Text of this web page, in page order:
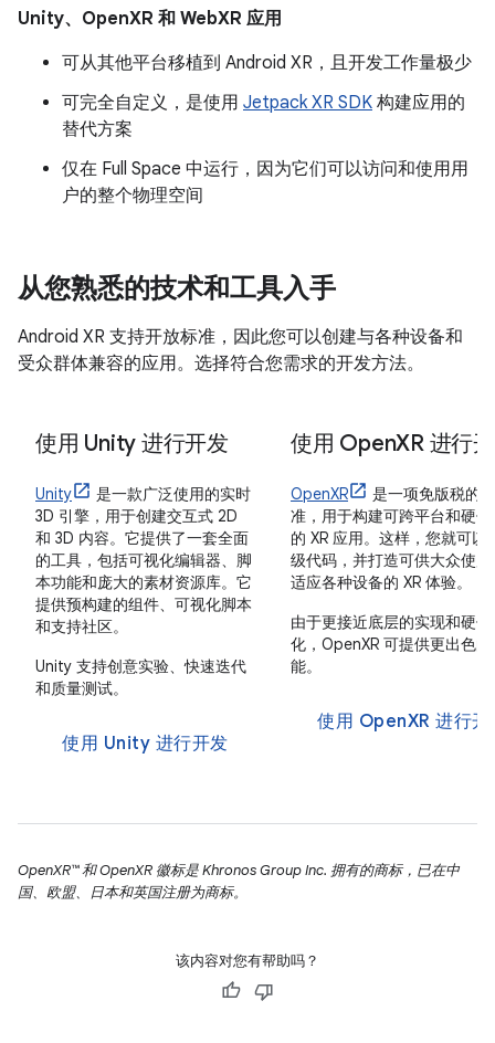
Unity、OpenXR 和 WebXR 应用
可从其他平台移植到 Android XR，且开发工作量极少
可完全自定义，是使用 Jetpack XR SDK 构建应用的
替代方案
仅在 Full Space 中运行，因为它们可以访问和使用用
户的整个物理空间
从您熟悉的技术和工具入手
Android XR 支持开放标准，因此您可以创建与各种设备和
受众群体兼容的应用。选择符合您需求的开发方法。
使用 Unity 进行开发
Unity
是一款广泛使用的实时
3D 引擎，用于创建交互式 2D
和 3D 内容。它提供了一套全面
的工具，包括可视化编辑器、脚
本功能和庞大的素材资源库。它
提供预构建的组件、可视化脚本
和支持社区。
Unity 支持创意实验、快速迭代
和质量测试。
使用 Unity 进行开发
使用 OpenXR 进行
OpenXR
是一项免版税的
准，用于构建可跨平台和硬
的 XR 应用。这样，您就可以
级代码，并打造可供大众使
适应各种设备的 XR 体验。
由于更接近底层的实现和硬
化，OpenXR 可提供更出色
能。
使用 OpenXR 进行开
OpenXR™ 和 OpenXR 徽标是 Khronos Group Inc. 拥有的商标，已在中
国、欧盟、日本和英国注册为商标。
该内容对您有帮助吗？